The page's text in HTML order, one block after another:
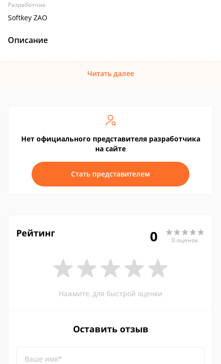
Разработчик
Softkey ZAO
Описание
Читать далее
Нет официального представителя разработчика
на сайте
Стать представителем
Рейтинг 0 0 оценок
Нажмите, для быстрой оценки
Оставить отзыв
Ваше имя*